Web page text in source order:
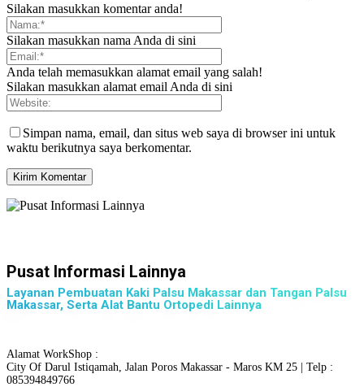
Silakan masukkan komentar anda!
Silakan masukkan nama Anda di sini
Anda telah memasukkan alamat email yang salah!
Silakan masukkan alamat email Anda di sini
Simpan nama, email, dan situs web saya di browser ini untuk
waktu berikutnya saya berkomentar.
Pusat Informasi Lainnya
Layanan Pembuatan Kaki Palsu Makassar dan Tangan Palsu
Makassar, Serta Alat Bantu Ortopedi Lainnya
Alamat WorkShop :
City Of Darul Istiqamah, Jalan Poros Makassar - Maros KM 25 | Telp :
085394849766